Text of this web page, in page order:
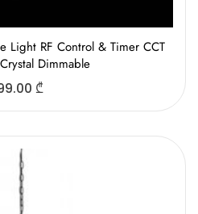
Light RF Control & Timer CCT
Dimmable
₾